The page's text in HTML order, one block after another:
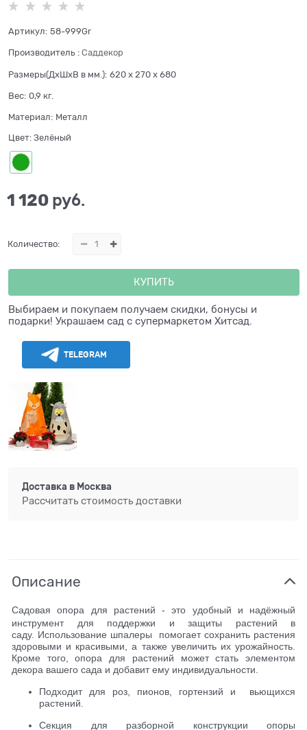
Артикул: 58-999Gr
Производитель : Саддекор
Размеры(ДхШхВ в мм.): 620 x 270 x 680
Вес: 0,9 кг.
Материал: Металл
Цвет: Зелёный
1 120 руб.
Количество:
КУПИТЬ
Выбираем и покупаем получаем скидки, бонусы и
подарки! Украшаем сад с супермаркетом Хитсад.
TELEGRAM
Доставка в Москва
Рассчитать стоимость доставки
Описание
Садовая опора для растений - это удобный и надёжный
инструмент для поддержки и защиты растений в
саду. Использование шпалеры помогает сохранить растения
здоровыми и красивыми, а также увеличить их урожайность.
Кроме того, опора для растений может стать элементом
декора вашего сада и добавит ему индивидуальности.
Подходит для роз, пионов, гортензий и вьющихся
растений.
Секция для разборной конструкции опоры